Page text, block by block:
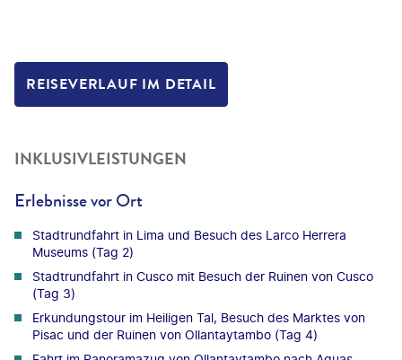
REISEVERLAUF IM DETAIL
INKLUSIVLEISTUNGEN
Erlebnisse vor Ort
Stadtrundfahrt in Lima und Besuch des Larco Herrera
Museums (Tag 2)
Stadtrundfahrt in Cusco mit Besuch der Ruinen von Cusco
(Tag 3)
Erkundungstour im Heiligen Tal, Besuch des Marktes von
Pisac und der Ruinen von Ollantaytambo (Tag 4)